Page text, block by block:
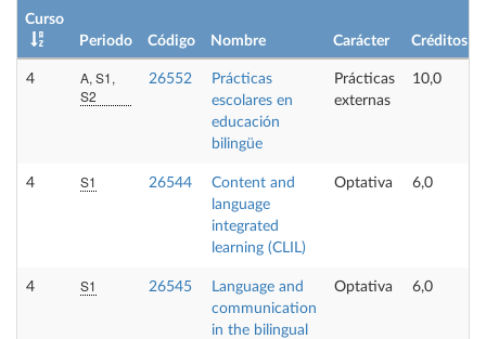
Curso
Periodo
Código Nombre Carácter Créditos
4
A, S1,
S2
26552
Prácticas
escolares en
educación
bilingüe
Prácticas
externas
10,0
4 S1 26544
Content and
language
integrated
learning (CLIL)
Optativa 6,0
4 S1 26545
Language and
communication
in the bilingual
Optativa 6,0